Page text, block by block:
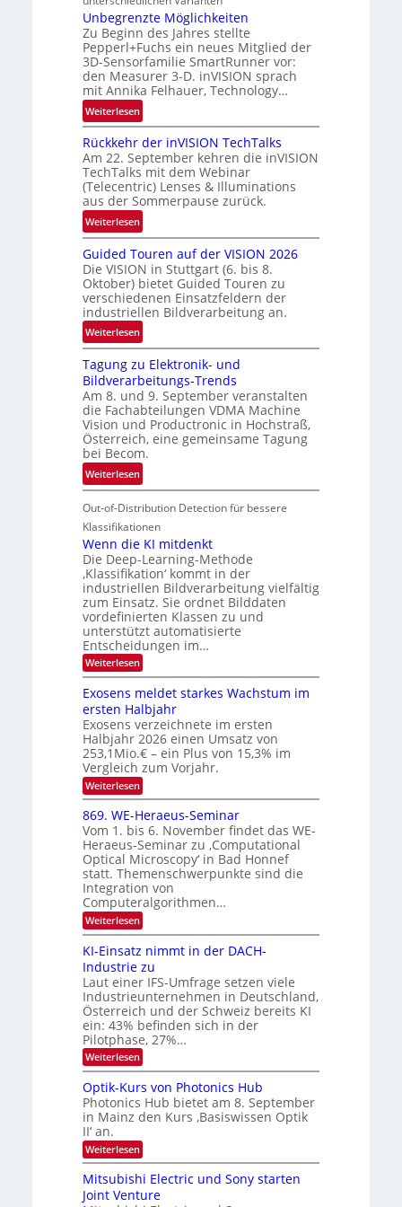
e
s
-
B
-
R
u
n
d
e
i
o
n
t
r
a
l
N
e
w
s
‘
Unbegrenzte Möglichkeiten
Zu Beginn des Jahres stellte
Pepperl+Fuchs ein neues Mitglied der
3D-Sensorfamilie SmartRunner vor:
den Measurer 3-D. inVISION sprach
mit Annika Felhauer, Technology…
Weiterlesen:
U
n
b
e
g
r
e
z
t
e
M
ö
g
l
i
c
h
k
e
i
t
e
Rückkehr der inVISION TechTalks
Am 22. September kehren die inVISION
TechTalks mit dem Webinar
(Telecentric) Lenses & Illuminations
aus der Sommerpause zurück.
Weiterlesen:
R
ü
c
k
k
e
h
d
e
r
i
n
V
I
S
I
O
N
T
e
c
h
T
a
l
k
s
Guided Touren auf der VISION 2026
Die VISION in Stuttgart (6. bis 8.
Oktober) bietet Guided Touren zu
verschiedenen Einsatzfeldern der
industriellen Bildverarbeitung an.
Weiterlesen:
G
u
i
d
e
d
T
o
u
r
a
u
f
d
e
r
V
I
S
I
O
N
2
0
2
6
Tagung zu Elektronik- und
Bildverarbeitungs-Trends
Am 8. und 9. September veranstalten
die Fachabteilungen VDMA Machine
Vision und Productronic in Hochstraß,
Österreich, eine gemeinsame Tagung
bei Becom.
Weiterlesen:
T
a
g
u
n
g
z
u
E
l
e
k
t
r
o
n
i
k
-
u
n
d
B
i
l
d
v
e
r
a
r
b
e
i
t
u
n
g
s
-
T
Out-of-Distribution Detection für bessere
Klassifikationen
Wenn die KI mitdenkt
Die Deep-Learning-Methode
‚Klassifikation‘ kommt in der
industriellen Bildverarbeitung vielfältig
zum Einsatz. Sie ordnet Bilddaten
vordefinierten Klassen zu und
unterstützt automatisierte
Entscheidungen im…
Weiterlesen:
W
n
n
d
i
e
K
I
m
i
t
d
e
n
k
t
Exosens meldet starkes Wachstum im
ersten Halbjahr
Exosens verzeichnete im ersten
Halbjahr 2026 einen Umsatz von
253,1Mio.€ – ein Plus von 15,3% im
Vergleich zum Vorjahr.
Weiterlesen:
E
x
o
s
e
n
s
m
e
l
d
e
t
s
t
a
r
k
e
s
W
a
c
h
s
t
u
i
m
e
r
s
869. WE-Heraeus-Seminar
Vom 1. bis 6. November findet das WE-
Heraeus-Seminar zu ‚Computational
Optical Microscopy‘ in Bad Honnef
statt. Themenschwerpunkte sind die
Integration von
Computeralgorithmen…
Weiterlesen:
8
9
.
W
E
-
H
e
r
a
e
u
s
-
S
m
i
a
r
KI-Einsatz nimmt in der DACH-
Industrie zu
Laut einer IFS-Umfrage setzen viele
Industrieunternehmen in Deutschland,
Österreich und der Schweiz bereits KI
ein: 43% befinden sich in der
Pilotphase, 27%…
Weiterlesen:
K
-
E
i
s
a
z
n
Optik-Kurs von Photonics Hub
Photonics Hub bietet am 8. September
in Mainz den Kurs ‚Basiswissen Optik
II‘ an.
Weiterlesen:
O
p
t
i
Mitsubishi Electric und Sony starten
Joint Venture